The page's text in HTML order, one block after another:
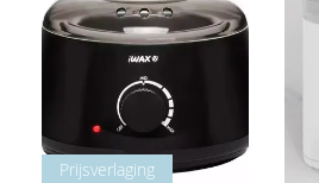
Prijsverlaging